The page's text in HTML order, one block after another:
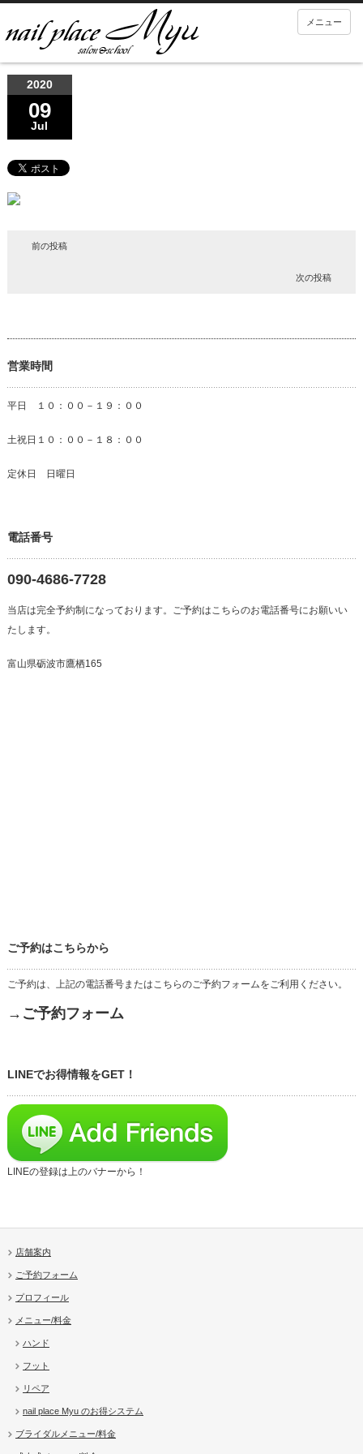
メニュー
2020
09
Jul
前の投稿
次の投稿
営業時間
平日 １０：００－１９：００
土祝日１０：００－１８：００
定休日 日曜日
電話番号
090-4686-7728
当店は完全予約制になっております。ご予約はこちらのお電話番号にお願いい
たします。
富山県砺波市鷹栖165
ご予約はこちらから
ご予約は、上記の電話番号またはこちらのご予約フォームをご利用ください。
→ご予約フォーム
LINEでお得情報をGET！
LINEの登録は上のバナーから！
店舗案内
ご予約フォーム
プロフィール
メニュー/料金
ハンド
フット
リペア
nail place Myu のお得システム
ブライダルメニュー/料金